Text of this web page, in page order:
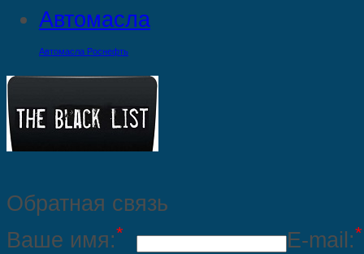
Автомасла
Автомасла Роснефть
Обратная связь
Ваше имя:* E-mail:*